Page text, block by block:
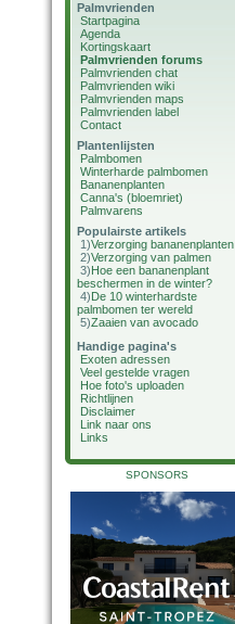
Palmvrienden
Startpagina
Agenda
Kortingskaart
Palmvrienden forums
Palmvrienden chat
Palmvrienden wiki
Palmvrienden maps
Palmvrienden label
Contact
Plantenlijsten
Palmbomen
Winterharde palmbomen
Bananenplanten
Canna's (bloemriet)
Palmvarens
Populairste artikels
1)Verzorging bananenplanten
2)Verzorging van palmen
3)Hoe een bananenplant
beschermen in de winter?
4)De 10 winterhardste
palmbomen ter wereld
5)Zaaien van avocado
Handige pagina's
Exoten adressen
Veel gestelde vragen
Hoe foto's uploaden
Richtlijnen
Disclaimer
Link naar ons
Links
SPONSORS